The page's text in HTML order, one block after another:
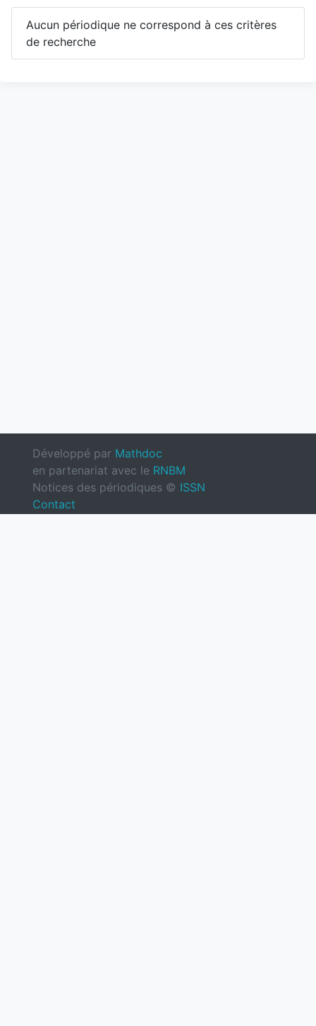
Aucun périodique ne correspond à ces critères
de recherche
Développé par Mathdoc
en partenariat avec le RNBM
Notices des périodiques © ISSN
Contact